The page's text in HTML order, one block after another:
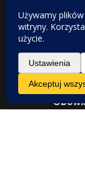
dlatego